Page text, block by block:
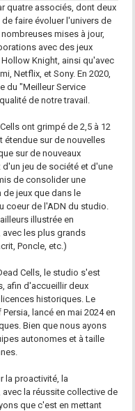
quatre associés, dont deux
faire évoluer l'univers de
mises à jour,
avec des jeux
Knight, ainsi qu'avec
Netflix, et Sony. En 2020,
du "Meilleur Service
de notre travail.
ont grimpé de 2,5 à 12
étendue sur de nouvelles
sur de nouveaux
jeu de société et d'une
de consolider une
jeux que dans le
coeur de l'ADN du studio.
illustrée en
les plus grands
Poncle, etc.)
Cells, le studio s'est
afin d'accueillir deux
historiques. Le
lancé en mai 2024 en
Bien que nous ayons
autonomes et à taille
la proactivité, la
la réussite collective de
que c'est en mettant